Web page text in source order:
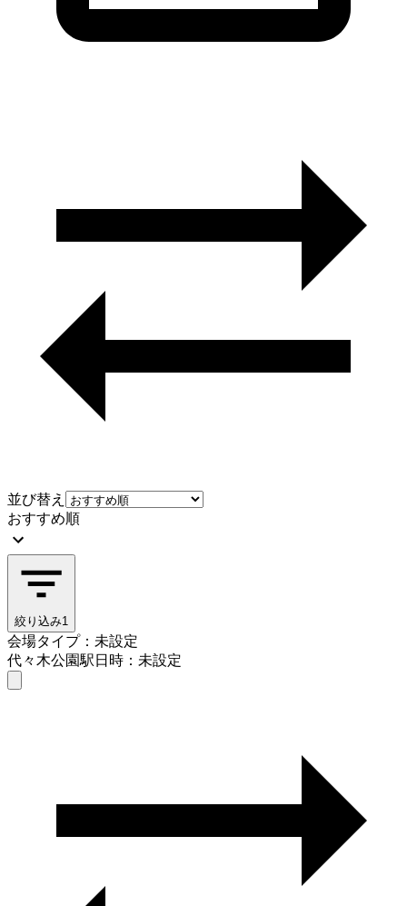
並び替え
おすすめ順
絞り込み1
会場タイプ：未設定
代々木公園駅日時：未設定